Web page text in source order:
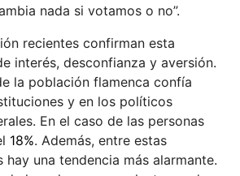
nada si votamos o no”.
recientes confirman esta
interés, desconfianza y aversión.
la población flamenca confía
y en los políticos
En el caso de las personas
18%. Además, entre estas
hay una tendencia más alarmante.